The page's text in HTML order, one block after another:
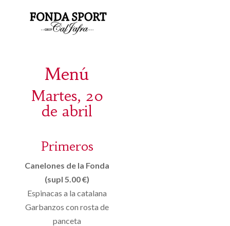
Menú
Martes, 20
de abril
Primeros
Canelones de la Fonda
(supl 5.00 €)
Espinacas a la catalana
Garbanzos con rosta de
panceta